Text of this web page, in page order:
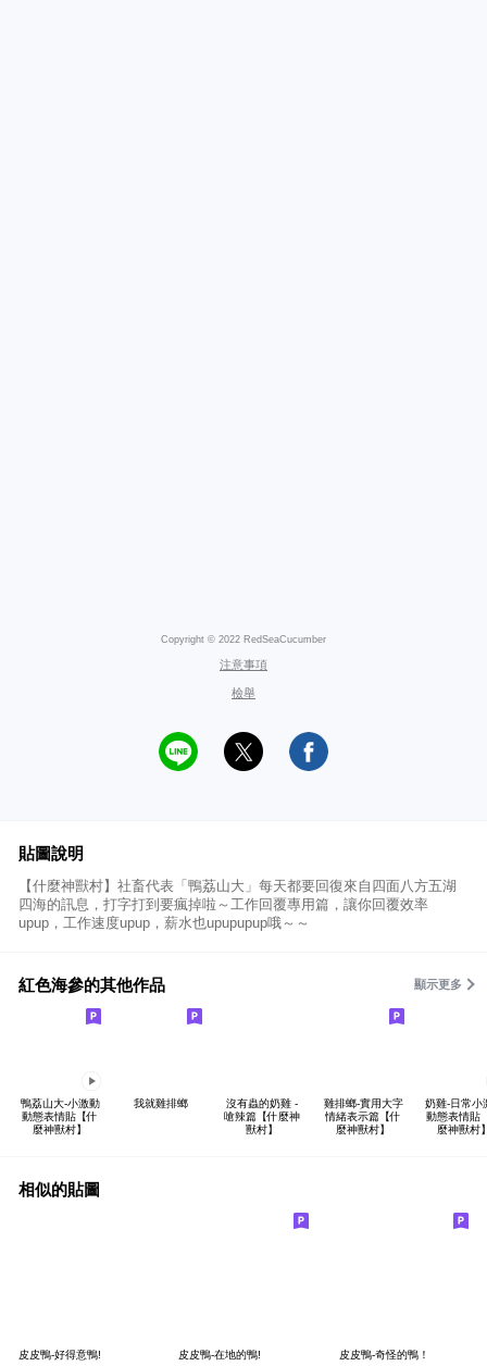
Copyright © 2022 RedSeaCucumber
注意事項
檢舉
貼圖說明
【什麼神獸村】社畜代表「鴨荔山大」每天都要回復來自四面八方五湖
四海的訊息，打字打到要瘋掉啦～工作回覆專用篇，讓你回覆效率
upup，工作速度upup，薪水也upupupup哦～～
紅色海參的其他作品 顯示更多
鴨荔山大-小激動
動態表情貼【什
麼神獸村】
我就雞排螂
沒有蟲的奶雞 -
嗆辣篇【什麼神
獸村】
雞排螂-實用大字
情緒表示篇【什
麼神獸村】
奶雞-日常小
動態表情貼
麼神獸村
相似的貼圖
皮皮鴨-好得意鴨! 皮皮鴨-在地的鴨! 皮皮鴨-奇怪的鴨！